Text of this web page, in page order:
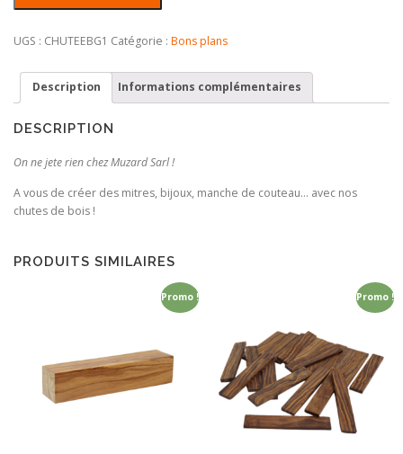
Ebène
Gabon
UGS : CHUTEEBG1 Catégorie : Bons plans
Description Informations complémentaires
DESCRIPTION
On ne jete rien chez Muzard Sarl !
A vous de créer des mitres, bijoux, manche de couteau… avec nos
chutes de bois !
PRODUITS SIMILAIRES
Promo ! Promo !